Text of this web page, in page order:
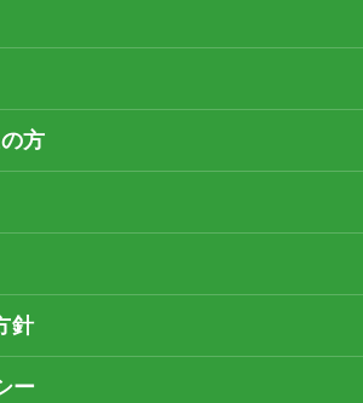
方
針
ー